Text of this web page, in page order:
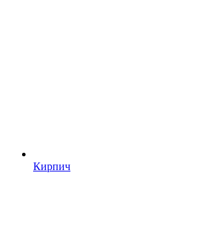
Кирпич